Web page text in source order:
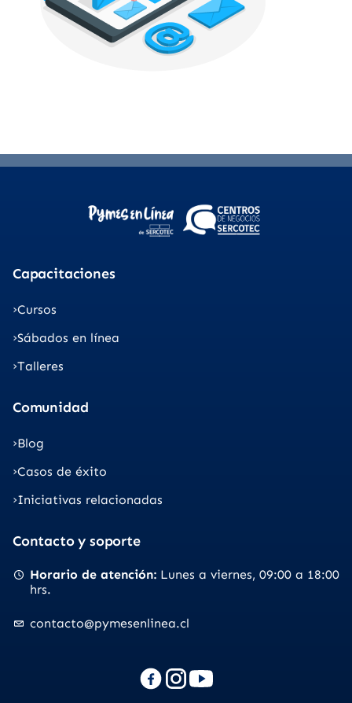
Capacitaciones
Cursos
Sábados en línea
Talleres
Comunidad
Blog
Casos de éxito
Iniciativas relacionadas
Contacto y soporte
Horario de atención Lunes a viernes 09:00 a 18:00
hrs.
contacto@pymesenlinea.cl